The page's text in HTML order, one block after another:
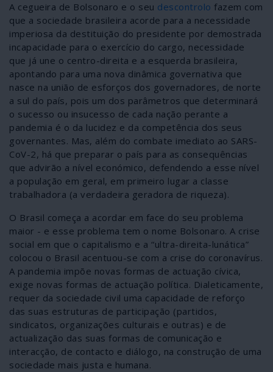
A cegueira de Bolsonaro e o seu descontrolo fazem com
que a sociedade brasileira acorde para a necessidade
imperiosa da destituição do presidente por demostrada
incapacidade para o exercício do cargo, necessidade
que já une o centro-direita e a esquerda brasileira,
apontando para uma nova dinâmica governativa que
nasce na união de esforços dos governadores, de norte
a sul do país, pois um dos parâmetros que determinará
o sucesso ou insucesso de cada nação perante a
pandemia é o da lucidez e da competência dos seus
governantes. Mas, além do combate imediato ao SARS-
CoV-2, há que preparar o país para as consequências
que advirão a nível económico, defendendo a esse nível
a população em geral, em primeiro lugar a classe
trabalhadora (a verdadeira geradora de riqueza).
O Brasil começa a acordar em face do seu problema
maior - e esse problema tem o nome Bolsonaro. A crise
social em que o capitalismo e a “ultra-direita-lunática”
colocou o Brasil acentuou-se com a crise do coronavírus.
A pandemia impõe novas formas de actuação cívica,
exige novas formas de actuação política. Dialeticamente,
requer da sociedade civil uma capacidade de reforço
das suas estruturas de participação (partidos,
sindicatos, organizações culturais e outras) e de
actualização das suas formas de comunicação e
interacção, de contacto e diálogo, na construção de uma
sociedade mais justa e humana.